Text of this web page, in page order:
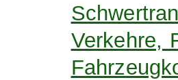
Verkehre,